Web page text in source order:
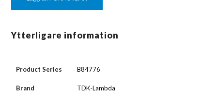
Ytterligare information
Product Series B84776
Brand TDK-Lambda